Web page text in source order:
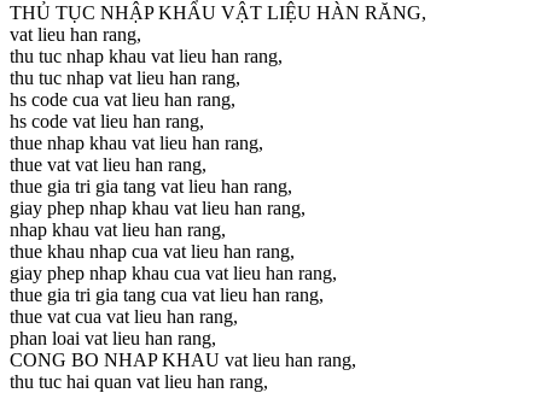
THỦ TỤC NHẬP KHẨU VẬT LIỆU HÀN RĂNG,
vat lieu han rang,
thu tuc nhap khau vat lieu han rang,
thu tuc nhap vat lieu han rang,
hs code cua vat lieu han rang,
hs code vat lieu han rang,
thue nhap khau vat lieu han rang,
thue vat vat lieu han rang,
thue gia tri gia tang vat lieu han rang,
giay phep nhap khau vat lieu han rang,
nhap khau vat lieu han rang,
thue khau nhap cua vat lieu han rang,
giay phep nhap khau cua vat lieu han rang,
thue gia tri gia tang cua vat lieu han rang,
thue vat cua vat lieu han rang,
phan loai vat lieu han rang,
CONG BO NHAP KHAU vat lieu han rang,
thu tuc hai quan vat lieu han rang,